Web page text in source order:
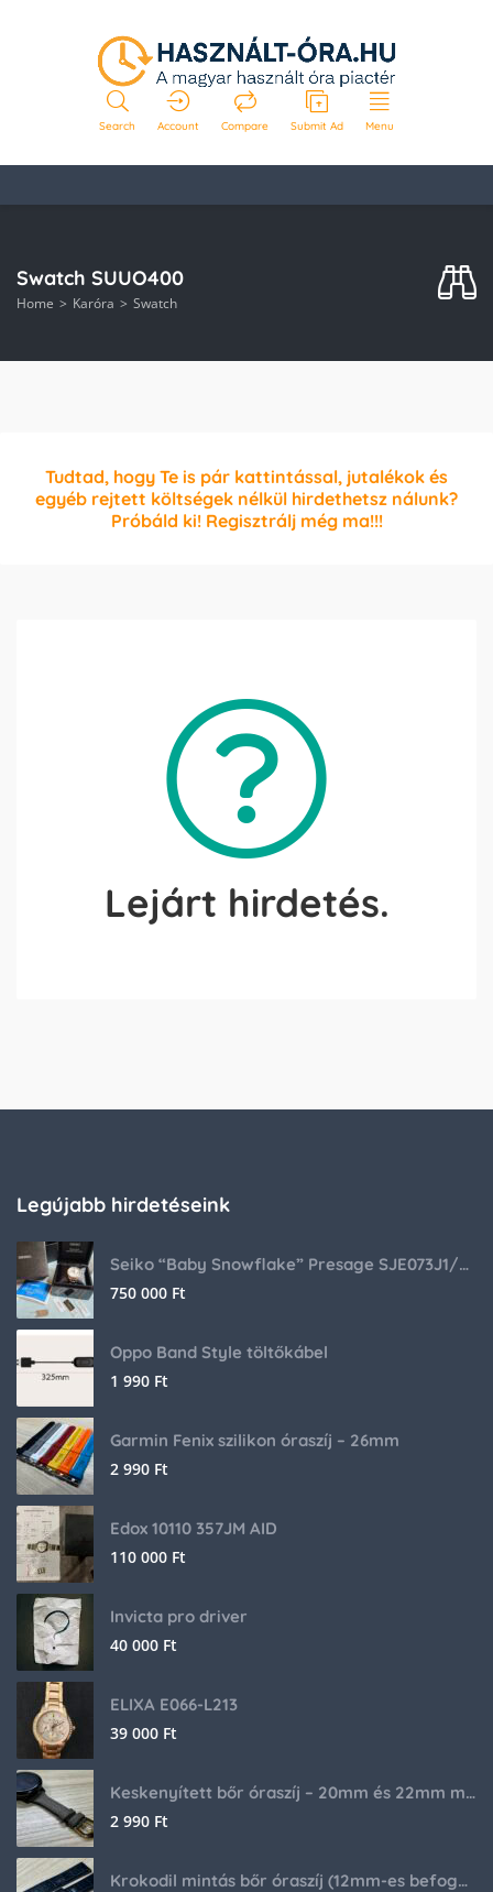
Search Account Compare Submit Ad Menu
Swatch SUUO400
Home Karóra Swatch
Tudtad, hogy Te is pár kattintással, jutalékok és
egyéb rejtett költségek nélkül hirdethetsz nálunk?
Próbáld ki! Regisztrálj még ma!!!
Lejárt hirdetés.
Legújabb hirdetéseink
Seiko “Baby Snowflake” Presage SJE073J1/SARA015 Limited Edition
750 000 Ft
Oppo Band Style töltőkábel
1 990 Ft
Garmin Fenix szilikon óraszíj – 26mm
2 990 Ft
Edox 10110 357JM AID
110 000 Ft
Invicta pro driver
40 000 Ft
ELIXA E066-L213
39 000 Ft
Keskenyített bőr óraszíj – 20mm és 22mm méretben
2 990 Ft
Krokodil mintás bőr óraszíj (12mm-es befogóval rendelkező órához)